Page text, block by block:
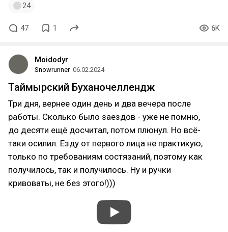
24
47 1 6K
Moidodyr
Snowrunner 06.02.2024
Таймырский Буханочеллендж
Три дня, вернее один день и два вечера после
работы. Сколько было заездов - уже не помню,
до десяти ещё досчитал, потом плюнул. Но всё-
таки осилил. Езду от первого лица не практикую,
только по требованиям состязаний, поэтому как
получилось, так и получилось. Ну и ручки
кривоваты, не без этого!)))